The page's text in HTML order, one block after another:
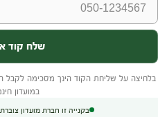
בקנייה זו חברת מועדון צוברת